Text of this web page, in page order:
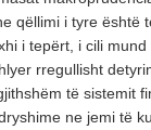
qëllimi i tyre është
i tepërt, i cili
rregullisht
të sistemit
ne jemi të